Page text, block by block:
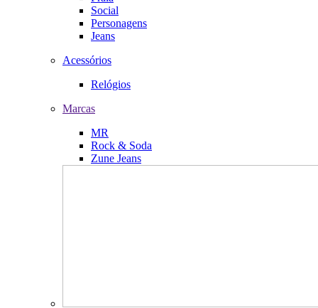
Social
Personagens
Jeans
Acessórios
Relógios
Marcas
MR
Rock & Soda
Zune Jeans